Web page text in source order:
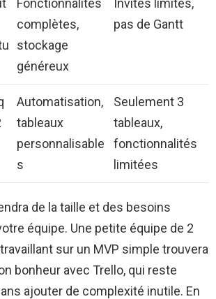
Fonctionnalités
complètes,
stockage
généreux
Invités limités,
pas de Gantt
Automatisation,
tableaux
personnalisable
s
Seulement 3
tableaux,
fonctionnalités
limitées
de la taille et des besoins
équipe. Une petite équipe de 2
sur un MVP simple trouvera
bonheur avec Trello, qui reste
ajouter de complexité inutile. En